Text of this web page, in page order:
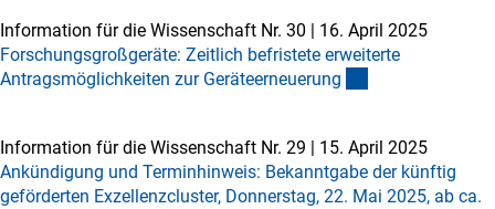
Information für die Wissenschaft Nr. 30 | 16. April 2025
Forschungsgroßgeräte: Zeitlich befristete erweiterte
Antragsmöglichkeiten zur Geräteerneuerung
Information für die Wissenschaft Nr. 29 | 15. April 2025
Ankündigung und Terminhinweis: Bekanntgabe der künftig
geförderten Exzellenzcluster, Donnerstag, 22. Mai 2025, ab ca.